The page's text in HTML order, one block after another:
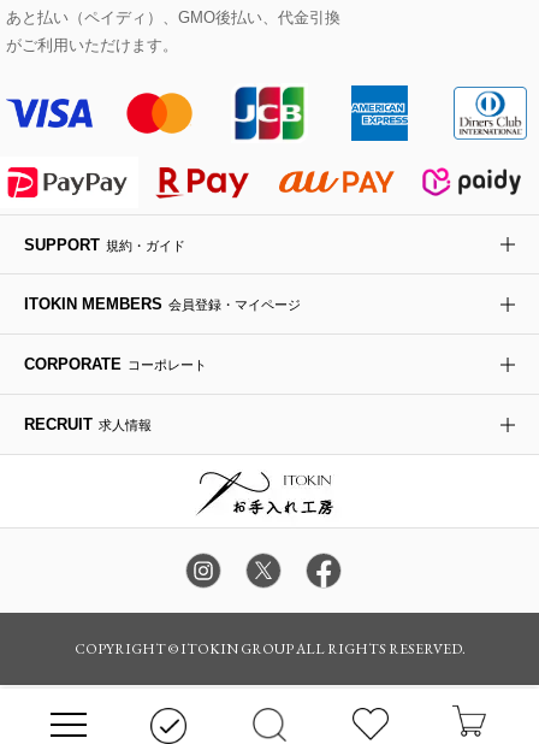
Maison de CINQ
MK MICHEL KLEIN BAG
HIROKO KOSHINO
セットアップワンピース
ステンカラーコート
ライダースジャケット
デニムジャケット
ダウンジャケット・コート
ヘアアクセサリー
ハンカチ・バンダナ
手袋
チャーム・ストラップ
その他のグッズ・小物
ブローチ・コサージュ
ボストンバッグ
バックパック・リュック
ボディバッグ・メッセンジャーバッグ
トラベルバッグ
スニーカー
フラットシューズ
ローファー
ドレスシューズ
ローズ
カサブランカ・カラー
ラナンキュラス
ポプリアレンジ＆フレグランス
あと払い（ペイディ）、GMO後払い、代金引換
がご利用いただけます。
SUPPORT 規約・ガイド
ITOKIN MEMBERS 会員登録・マイページ
CORPORATE コーポレート
RECRUIT 求人情報
COPYRIGHT © ITOKIN GROUP ALL RIGHTS RESERVED.